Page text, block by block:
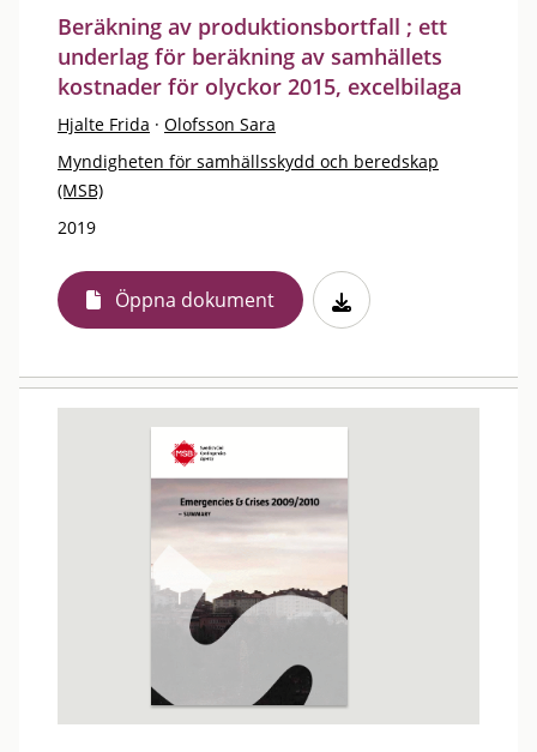
Beräkning av produktionsbortfall ; ett
underlag för beräkning av samhällets
kostnader för olyckor 2015, excelbilaga
Hjalte Frida · Olofsson Sara
Myndigheten för samhällsskydd och beredskap
(MSB)
2019
Öppna dokument